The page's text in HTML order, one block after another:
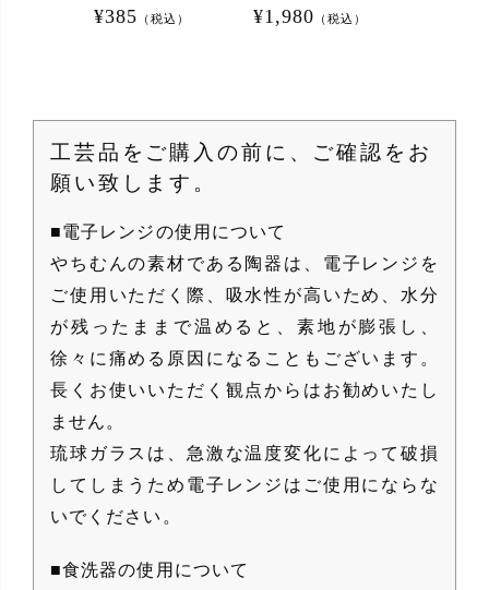
¥385 （税込） ¥1,980 （税込）
工芸品をご購入の前に、ご確認をお
願い致します。
■電子レンジの使用について
やちむんの素材である陶器は、電子レンジを
ご使用いただく際、吸水性が高いため、水分
が残ったままで温めると、素地が膨張し、
徐々に痛める原因になることもございます。
長くお使いいただく観点からはお勧めいたし
ません。
琉球ガラスは、急激な温度変化によって破損
してしまうため電子レンジはご使用にならな
いでください。
■食洗器の使用について